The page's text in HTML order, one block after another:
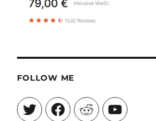
FOLLOW ME
Twitter FacebookReddit YouTube